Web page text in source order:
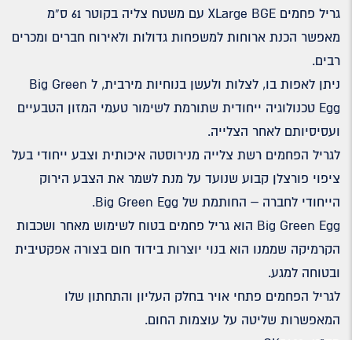
גריל פחמים XLarge BGE עם משטח צליה בקוטר 61 ס”מ
מאפשר הכנת ארוחות למשפחות גדולות ולאירוח חברים ומכרים
רבים.
ניתן לאפות בו, לצלות ולעשן בנוחיות מירבית, ל Big Green
Egg טכנולוגיה ייחודית שתורמת לשימור טעמי המזון הטבעיים
ועסיסיותם לאחר הצלייה.
לגריל הפחמים רשת צלייה מנירוסטה איכותית וצבע ייחודי בעל
ציפוי פורצלן קבוע שנועד על מנת לשמר את הצבע הירוק
הייחודי לחברה – החותמת של Big Green Egg.
Big Green Egg הוא גריל פחמים בטוח לשימוש מאחר ושכבות
הקרמיקה שממנו הוא בנוי יוצרות בידוד חום בצורה אפקטיבית
ובטוחה למגע.
לגריל הפחמים פתחי אויר בחלק העליון והתחתון שלו
המאפשרות שליטה על עוצמות החום.